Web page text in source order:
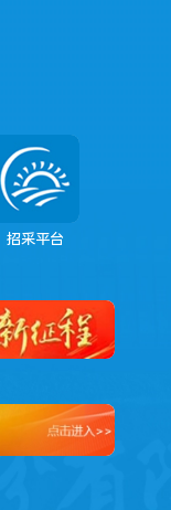
招采平台